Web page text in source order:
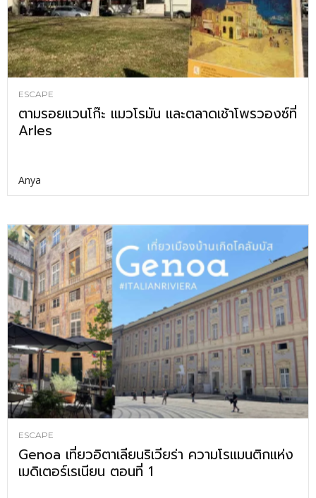
ESCAPE
ตามรอยแวนโก๊ะ แมวโรมัน และตลาดเช้าโพรวองซ์ที่
Arles
Anya
ESCAPE
Genoa เที่ยวอิตาเลียนริเวียร่า ความโรแมนติกแห่ง
เมดิเตอร์เรเนียน ตอนที่ 1